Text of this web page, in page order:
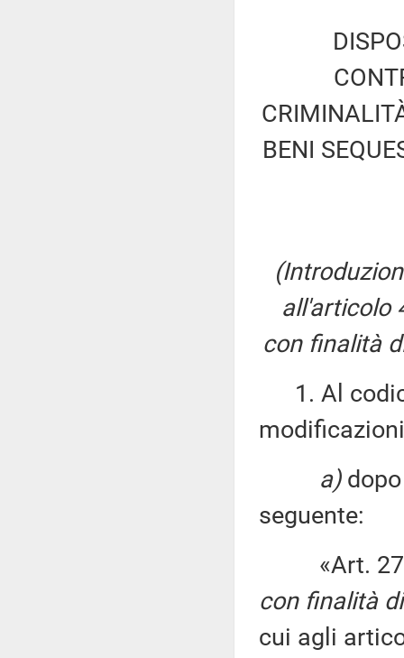
BENI
all'articolo
con finalità
1. Al
a)dopo
seguente:
«Art.
con finalità
cui agli